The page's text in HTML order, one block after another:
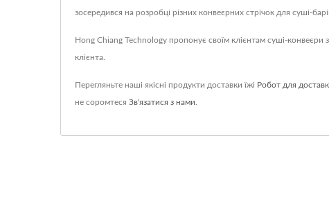
зосередився на розробці різних конвеєрних стрічок для суші-
Hong Chiang Technology пропонує своїм клієнтам суші-
клієнта.
Перегляньте наші якісні продукти доставки їжі Робот для
не соромтеся Зв'язатися з нами